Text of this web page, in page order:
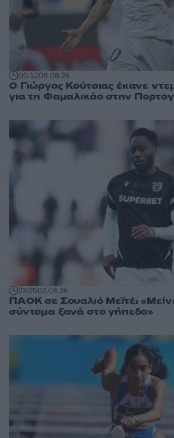
00:1208.08.26
Ο Γιώργος Κούτσιας έκανε
για τη Φαμαλικάο στην
23:2507.08.26
ΠΑΟΚ σε Σουαλιό Μεϊτέ:
σύντομα ξανά στο γήπεδο»